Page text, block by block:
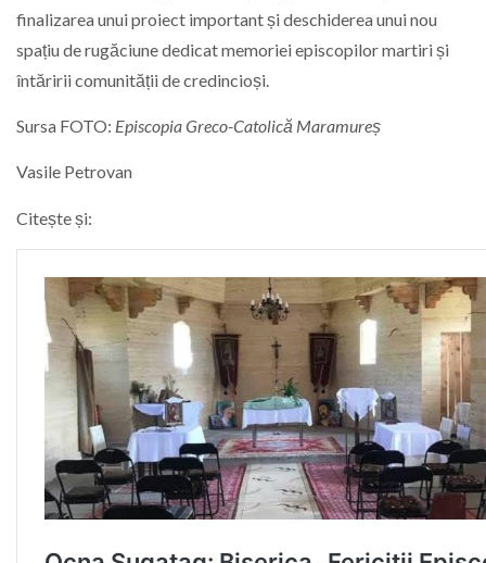
finalizarea unui proiect important și deschiderea unui nou
spațiu de rugăciune dedicat memoriei episcopilor martiri și
întăririi comunității de credincioși.
Sursa FOTO: Episcopia Greco-Catolică Maramureș
Vasile Petrovan
Citește și: